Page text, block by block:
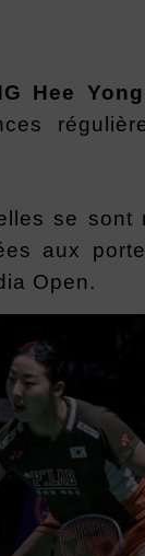
Hee
se sont
aux
Open.